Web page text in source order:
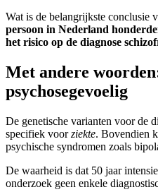
Wat is de belangrijkste conclusie
persoon in Nederland
het risico op de diagnose
Met andere
psychosegevoelig
De genetische varianten voor de
specifiek voorziekte. Bovendien
psychische syndromen zoals
De waarheid is dat 50 jaar
onderzoek geen enkele